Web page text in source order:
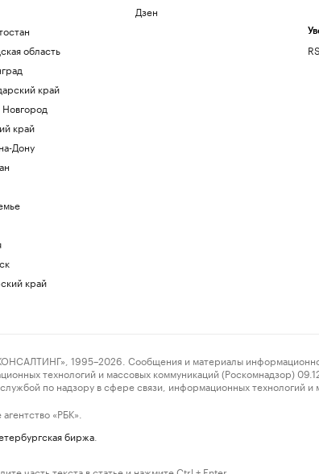
область
край
край
Дону
край
Дзен
1995–2026. Сообщения и материалы информационного
технологий и массовых коммуникаций (Роскомнадзор)
по надзору в сфере связи, информационных
«РБК».
биржа